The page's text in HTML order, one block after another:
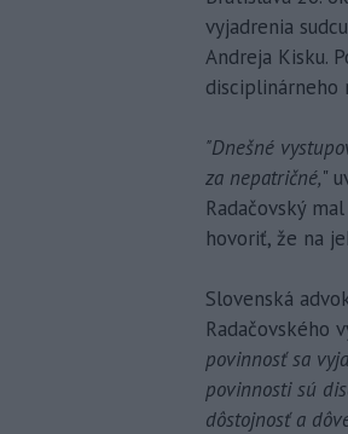
vyjadrenia
Andreja Kisku.
disciplinárneho
"Dnešné
za nepatričné,"
Radačovský
hovoriť, že na
Slovenská
Radačovského
povinnosť sa
povinnosti sú
dôstojnosť a